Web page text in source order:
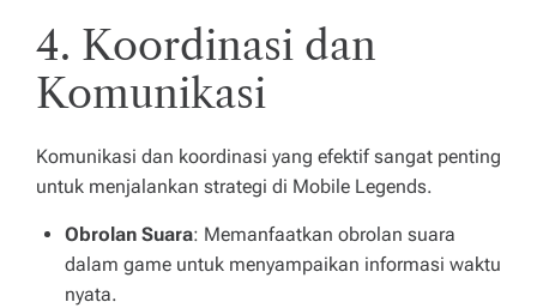
4. Koordinasi dan
Komunikasi
Komunikasi dan koordinasi yang efektif sangat penting
untuk menjalankan strategi di Mobile Legends.
Obrolan Suara: Memanfaatkan obrolan suara
dalam game untuk menyampaikan informasi waktu
nyata.